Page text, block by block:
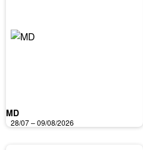
MD
28/07 – 09/08/2026